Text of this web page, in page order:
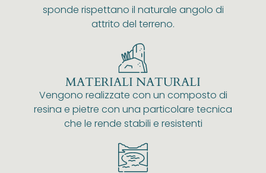
sponde rispettano il naturale angolo di
attrito del terreno.
MATERIALI NATURALI
Vengono realizzate con un composto di
resina e pietre con una particolare tecnica
che le rende stabili e resistenti